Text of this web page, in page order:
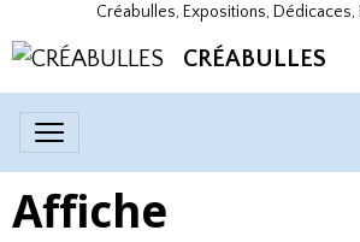
Créabulles, Expositions, Dédicaces,
CRÉABULLES
Affiche